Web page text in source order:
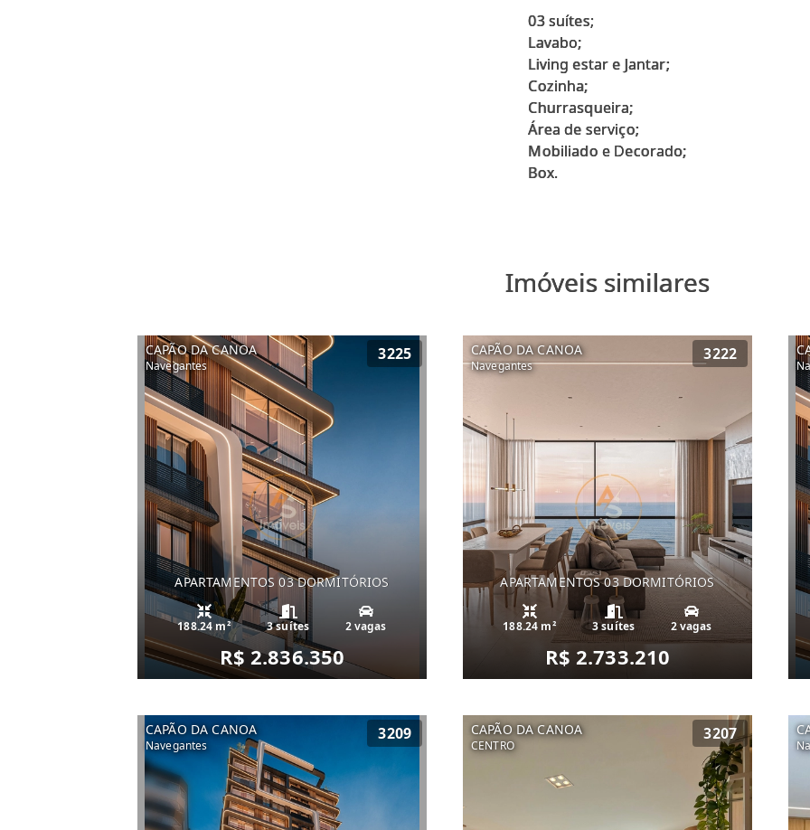
03 suítes;
Lavabo;
Living estar e Jantar;
Cozinha;
Churrasqueira;
Área de serviço;
Mobiliado e Decorado;
Imóveis similares
CAPÃO DA CANOA
Navegantes
3225
APARTAMENTOS 03 DORMITÓRIOS
188.24 m² 3 suítes 2 vagas
R$ 2.836.350
CAPÃO DA CANOA
Navegantes
3222
APARTAMENTOS 03 DORMITÓRIOS
188.24 m² 3 suítes 2 vagas
R$ 2.733.210
CAPÃO DA CANOA
Navegantes
3209 CAPÃO DA CANOA
CENTRO
3207